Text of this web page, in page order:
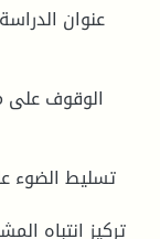
عنوان